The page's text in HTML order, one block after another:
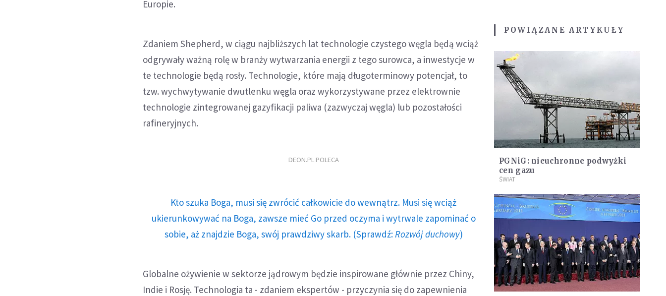
Europie.
Zdaniem Shepherd, w ciągu najbliższych lat technologie czystego węgla będą wciąż
odgrywały ważną rolę w branży wytwarzania energii z tego surowca, a inwestycje w
te technologie będą rosły. Technologie, które mają długoterminowy potencjał, to
tzw. wychwytywanie dwutlenku węgla oraz wykorzystywane przez elektrownie
technologie zintegrowanej gazyfikacji paliwa (zazwyczaj węgla) lub pozostałości
rafineryjnych.
DEON.PL POLECA
Kto szuka Boga, musi się zwrócić całkowicie do wewnątrz. Musi się wciąż
ukierunkowywać na Boga, zawsze mieć Go przed oczyma i wytrwale zapominać o
sobie, aż znajdzie Boga, swój prawdziwy skarb. (Sprawdź: Rozwój duchowy)
Globalne ożywienie w sektorze jądrowym będzie inspirowane głównie przez Chiny,
Indie i Rosję. Technologia ta - zdaniem ekspertów - przyczynia się do zapewnienia
POWIĄZANE ARTYKUŁY
PGNiG: nieuchronne podwyżki
cen gazu
ŚWIAT